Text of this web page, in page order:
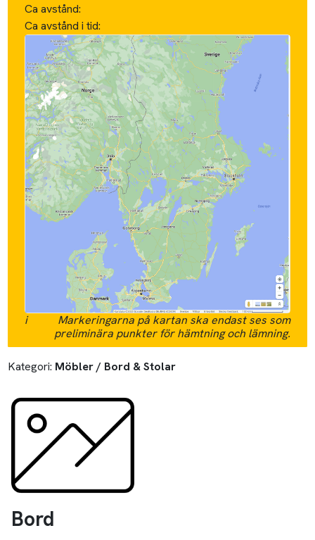
Ca avstånd:
Ca avstånd i tid:
i
Markeringarna på kartan ska endast ses som
preliminära punkter för hämtning och lämning.
Kategori: Möbler / Bord & Stolar
Bord